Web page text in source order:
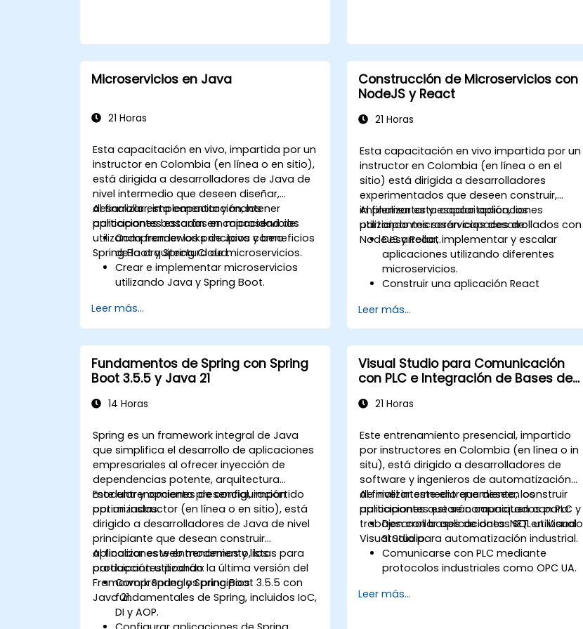
eficiente.
Microservicios en Java
21 Horas
Esta capacitación en vivo, impartida por un
instructor en Colombia (en línea o en sitio),
está dirigida a desarrolladores de Java de
nivel intermedio que deseen diseñar,
desarrollar, implementar y mantener
aplicaciones basadas en microservicios
utilizando frameworks de Java como
Spring Boot y Spring Cloud.
Al finalizar esta capacitación, los
participantes estarán en capacidad de:
Comprender los principios y beneficios
de la arquitectura de microservicios.
Crear e implementar microservicios
utilizando Java y Spring Boot.
servicios, gestión de configuración y
gateways de API.
microservicios de manera efectiva.
Implementar microservicios utilizando
Docker y Kubernetes.
Leer más...
Construcción de Microservicios con
NodeJS y React
21 Horas
Esta capacitación en vivo impartida por un
instructor en Colombia (en línea o en el
sitio) está dirigida a desarrolladores
experimentados que deseen construir,
implementar y escalar aplicaciones
utilizando microservicios desarrollados con
NodeJS y React.
Al finalizar esta capacitación, los
participantes serán capaces de:
Desarrollar, implementar y escalar
aplicaciones utilizando diferentes
microservicios.
Construir una aplicación React
Desplegar aplicaciones multi-servicio
en la nube utilizando Docker y
Kubernetes.
Realizar pruebas de aplicación en
microservicios.
Leer más...
Fundamentos de Spring con Spring
Boot 3.5.5 y Java 21
14 Horas
Spring es un framework integral de Java
que simplifica el desarrollo de aplicaciones
empresariales al ofrecer inyección de
dependencias potente, arquitectura
modular y opciones de configuración
optimizadas.
Este entrenamiento presencial, impartido
por un instructor (en línea o en sitio), está
dirigido a desarrolladores de Java de nivel
principiante que desean construir
aplicaciones web modernas y listas para
producción utilizando la última versión del
Framework Spring y Spring Boot 3.5.5 con
Java 21.
Al finalizar este entrenamiento, los
participantes podrán:
Comprender los principios
fundamentales de Spring, incluidos IoC,
DI y AOP.
Visual Studio para Comunicación
con PLC e Integración de Bases de
21 Horas
Este entrenamiento presencial, impartido
por instructores en Colombia (en línea o in
situ), está dirigido a desarrolladores de
software y ingenieros de automatización
de nivel intermedio que deseen construir
aplicaciones que se comuniquen con PLC y
trabajen con bases de datos SQL utilizando
Visual Studio.
Al finalizar este entrenamiento, los
participantes estarán capacitados para:
Desarrollar aplicaciones .NET en Visual
Studio para automatización industrial.
Comunicarse con PLC mediante
protocolos industriales como OPC UA.
de datos SQL Server para almacenar y
Leer más...